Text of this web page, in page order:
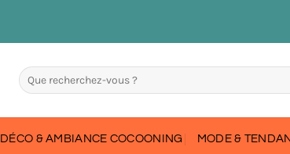
DÉCO & AMBIANCE COCOONING MODE &